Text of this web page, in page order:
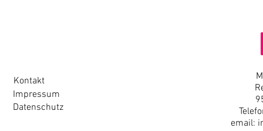
Kontakt
Impressum
Datenschutz
email: